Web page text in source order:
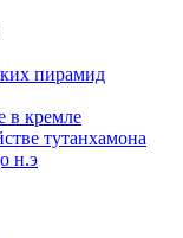
пирамид
в кремле
тутанхамона
н.э